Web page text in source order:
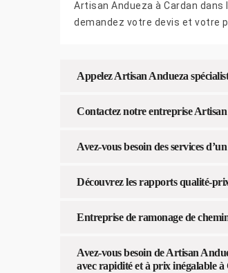
Artisan Andueza à Cardan dans
demandez votre devis et votre
Appelez Artisan Andueza
Contactez notre entreprise
Avez-vous besoin des services
Découvrez les rapports qualité-
Entreprise de ramonage de
Avez-vous besoin de Artisan
avec rapidité et à prix inégalable